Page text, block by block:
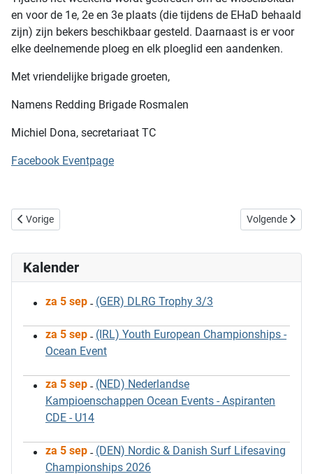
en voor de 1e, 2e en 3e plaats (die tijdens de EHaD behaald
zijn) zijn bekers beschikbaar gesteld. Daarnaast is er voor
elke deelnemende ploeg en elk ploeglid een aandenken.
Met vriendelijke brigade groeten,
Namens Redding Brigade Rosmalen
Michiel Dona, secretariaat TC
Facebook Eventpage
Vorig artikel: Internationale Ontmoeting - Uitslagen SERC
Vorige Volgende
Volgende
Kalender
za 5 sep - (GER) DLRG Trophy 3/3
za 5 sep - (IRL) Youth European Championships -
Ocean Event
za 5 sep - (NED) Nederlandse
Kampioenschappen Ocean Events - Aspiranten
CDE - U14
za 5 sep - (DEN) Nordic & Danish Surf Lifesaving
Championships 2026